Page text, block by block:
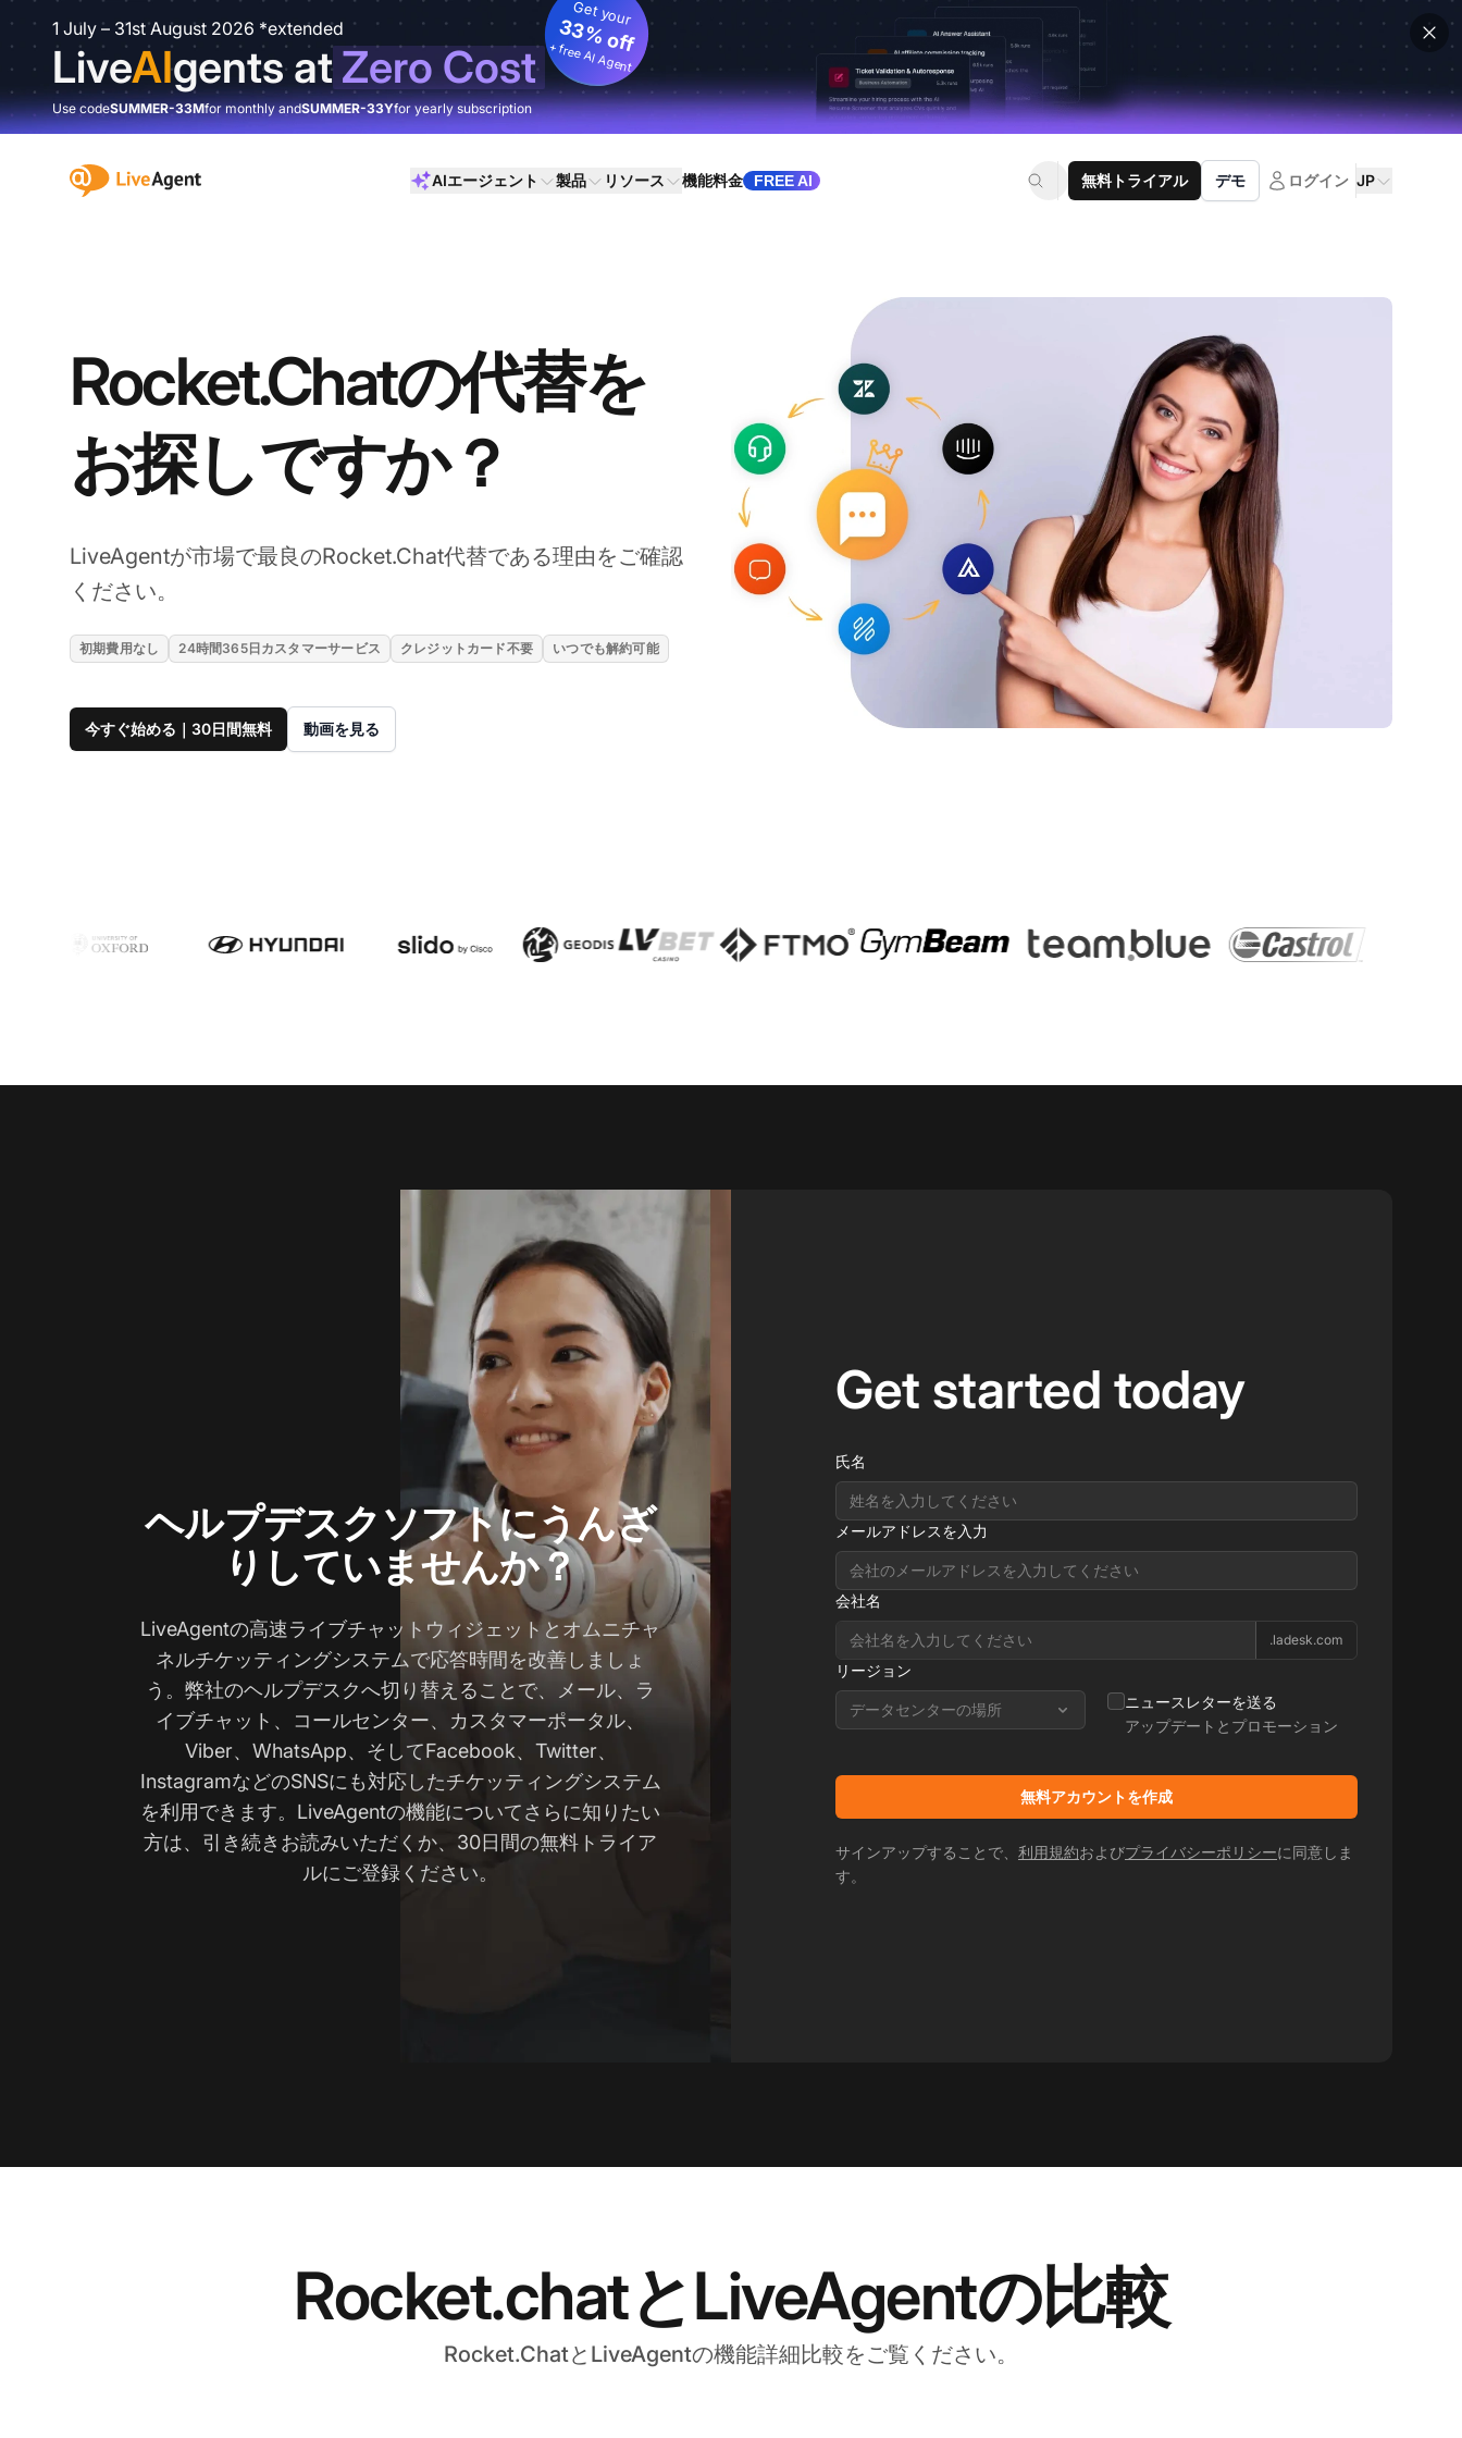
1 July – 31st August 2026 *extended
LiveAIgents atZero Cost
Get your
33% off
+ free AI Agent
Use codeSUMMER-33Mfor monthly andSUMMER-33Yfor yearly subscription
:site.title AIエージェント 製品 リソース 機能料金 FREE AI 無料トライアル デモ ログイン JP
Rocket.Chatの代替を
お探しですか？
LiveAgentが市場で最良のRocket.Chat代替である理由をご確認
ください。
初期費用なし 24時間365日カスタマーサービス クレジットカード不要 いつでも解約可能
今すぐ始める｜30日間無料 動画を見る
ヘルプデスクソフトにうんざ
りしていませんか？
LiveAgentの高速ライブチャットウィジェットとオムニチャ
ネルチケッティングシステムで応答時間を改善しましょ
う。弊社のヘルプデスクへ切り替えることで、メール、ラ
イブチャット、コールセンター、カスタマーポータル、
Viber、WhatsApp、そしてFacebook、Twitter、
InstagramなどのSNSにも対応したチケッティングシステム
を利用できます。LiveAgentの機能についてさらに知りたい
方は、引き続きお読みいただくか、30日間の無料トライア
ルにご登録ください。
Get started today
氏名
メールアドレスを入力
会社名
.ladesk.com
リージョン
データセンターの場所
ニュースレターを送る
アップデートとプロモーション
無料アカウントを作成
サインアップすることで、 利用規約およびプライバシーポリシーに同意しま
す。
Rocket.chatとLiveAgentの比較
Rocket.ChatとLiveAgentの機能詳細比較をご覧ください。